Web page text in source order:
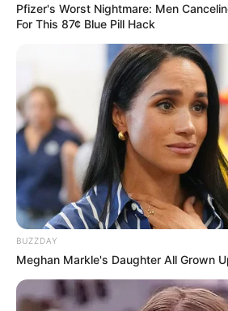
Pfizer's Worst Nightmare: Men
For This 87¢ Blue Pill Hack
BUZZDAY
Meghan Markle's Daughter All Grown